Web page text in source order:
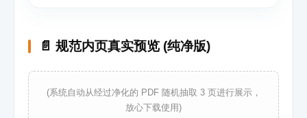
📄 规范内页真实预览 (纯净版)
(系统自动从经过净化的 PDF 随机抽取 3 页进行展示，
放心下载使用)